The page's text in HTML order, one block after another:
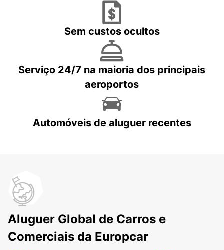
Sem custos ocultos
Serviço 24/7 na maioria dos principais
aeroportos
Automóveis de aluguer recentes
Aluguer Global de Carros e
Comerciais da Europcar